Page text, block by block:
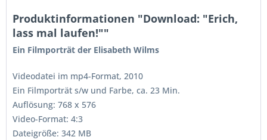
Produktinformationen "Download: "Erich,
lass mal laufen!""
Ein Filmporträt der Elisabeth Wilms
Videodatei im mp4-Format, 2010
Ein Filmporträt s/w und Farbe, ca. 23 Min.
Auflösung: 768 x 576
Video-Format: 4:3
Dateigröße: 342 MB